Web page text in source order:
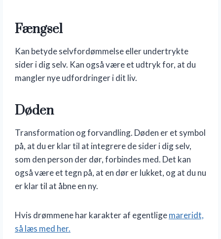
Fængsel
Kan betyde selvfordømmelse eller undertrykte
sider i dig selv. Kan også være et udtryk for, at du
mangler nye udfordringer i dit liv.
Døden
Transformation og forvandling. Døden er et symbol
på, at du er klar til at integrere de sider i dig selv,
som den person der dør, forbindes med. Det kan
også være et tegn på, at en dør er lukket, og at du nu
er klar til at åbne en ny.
Hvis drømmene har karakter af egentligemareridt,
så læs med her.